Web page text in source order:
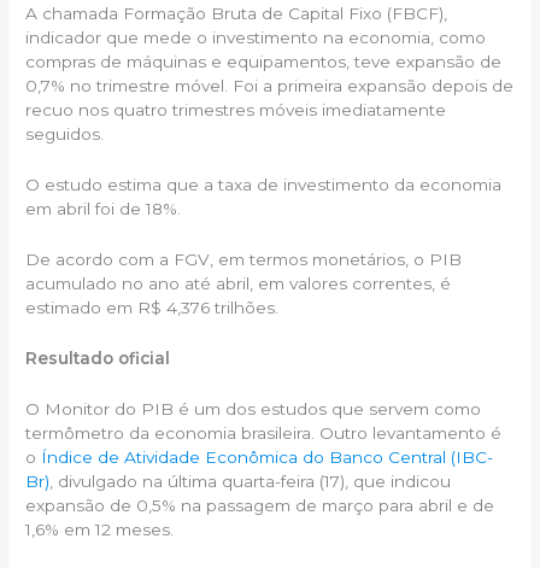
A chamada Formação Bruta de Capital Fixo (FBCF),
indicador que mede o investimento na economia, como
compras de máquinas e equipamentos, teve expansão de
0,7% no trimestre móvel. Foi a primeira expansão depois de
recuo nos quatro trimestres móveis imediatamente
seguidos.
O estudo estima que a taxa de investimento da economia
em abril foi de 18%.
De acordo com a FGV, em termos monetários, o PIB
acumulado no ano até abril, em valores correntes, é
estimado em R$ 4,376 trilhões.
Resultado oficial
O Monitor do PIB é um dos estudos que servem como
termômetro da economia brasileira. Outro levantamento é
o Índice de Atividade Econômica do Banco Central (IBC-
Br) , divulgado na última quarta-feira (17), que indicou
expansão de 0,5% na passagem de março para abril e de
1,6% em 12 meses.